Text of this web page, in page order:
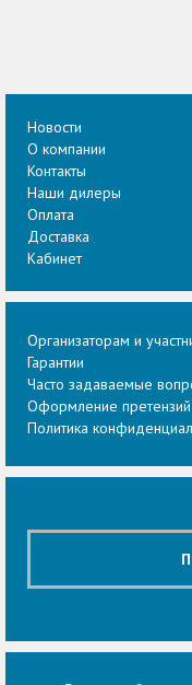
Новости
О компании
Контакты
Наши дилеры
Оплата
Доставка
Кабинет
Организаторам и
Гарантии
Часто задаваемые
Оформление претензий
Политика